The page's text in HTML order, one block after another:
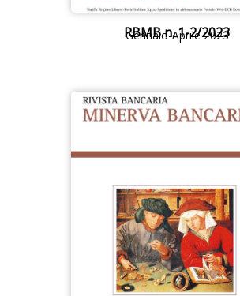
RBMB n. 1-2/2023
Gennaio-Aprile 2023